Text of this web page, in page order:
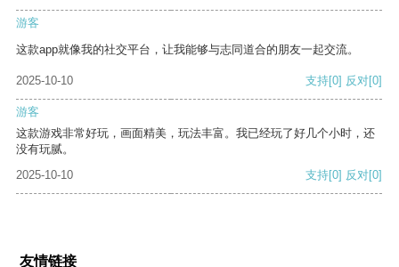
游客
这款app就像我的社交平台，让我能够与志同道合的朋友一起交流。
2025-10-10 支持[0] 反对[0]
游客
这款游戏非常好玩，画面精美，玩法丰富。我已经玩了好几个小时，还
没有玩腻。
2025-10-10
支持[0] 反对[0]
友情链接